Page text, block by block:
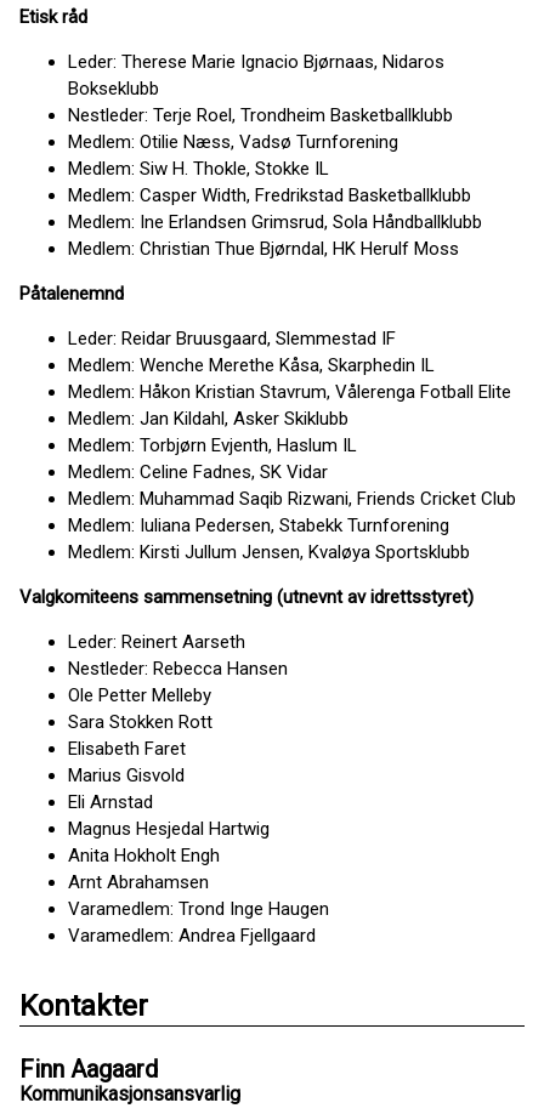
Etisk råd
Leder: Therese Marie Ignacio Bjørnaas, Nidaros
Bokseklubb
Nestleder: Terje Roel, Trondheim Basketballklubb
Medlem: Otilie Næss, Vadsø Turnforening
Medlem: Siw H. Thokle, Stokke IL
Medlem: Casper Width, Fredrikstad Basketballklubb
Medlem: Ine Erlandsen Grimsrud, Sola Håndballklubb
Medlem: Christian Thue Bjørndal, HK Herulf Moss
Påtalenemnd
Leder: Reidar Bruusgaard, Slemmestad IF
Medlem: Wenche Merethe Kåsa, Skarphedin IL
Medlem: Håkon Kristian Stavrum, Vålerenga Fotball Elite
Medlem: Jan Kildahl, Asker Skiklubb
Medlem: Torbjørn Evjenth, Haslum IL
Medlem: Celine Fadnes, SK Vidar
Medlem: Muhammad Saqib Rizwani, Friends Cricket Club
Medlem: Iuliana Pedersen, Stabekk Turnforening
Medlem: Kirsti Jullum Jensen, Kvaløya Sportsklubb
Valgkomiteens sammensetning (utnevnt av idrettsstyret)
Leder: Reinert Aarseth
Nestleder: Rebecca Hansen
Ole Petter Melleby
Sara Stokken Rott
Elisabeth Faret
Marius Gisvold
Eli Arnstad
Magnus Hesjedal Hartwig
Anita Hokholt Engh
Arnt Abrahamsen
Varamedlem: Trond Inge Haugen
Varamedlem: Andrea Fjellgaard
Kontakter
Finn Aagaard
Kommunikasjonsansvarlig